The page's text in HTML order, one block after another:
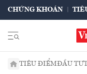
CHỨNG KHOÁN
TIÊU ĐIỂMĐẦU TƯ